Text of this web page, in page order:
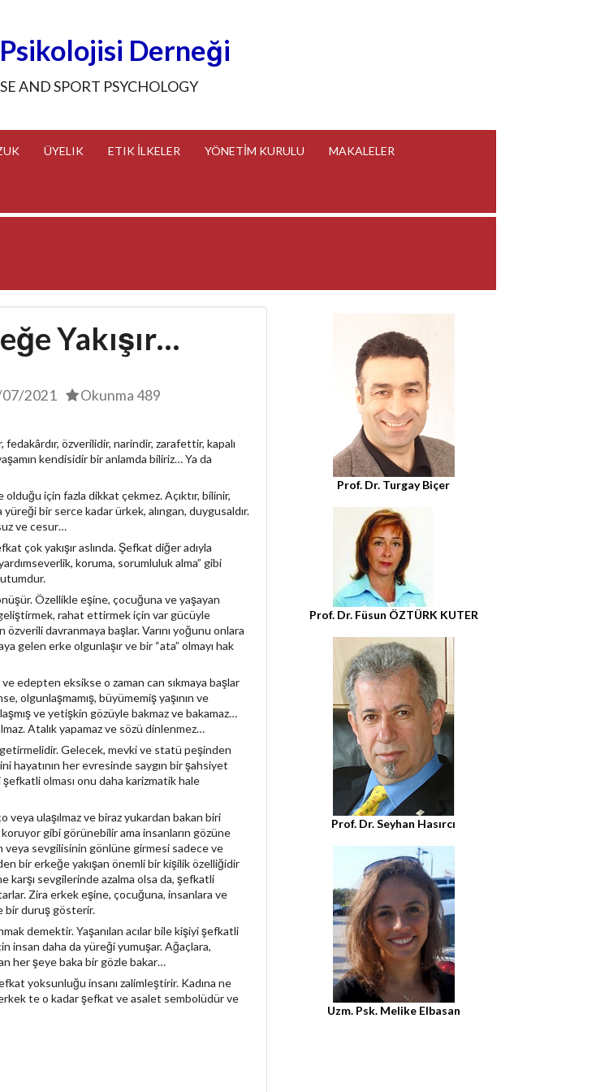
Derneği
AND SPORT PSYCHOLOGY
ÜYELIK ETIK İLKELER YÖNETİM KURULU MAKALELER
Yakışır…
2021 Okunma 489
fedakârdır, özverilidir, narindir, zarafettir, kapalı
kendisidir bir anlamda biliriz… Ya da
için fazla dikkat çekmez. Açıktır, bilinir,
bir serce kadar ürkek, alıngan, duygusaldır.
ve cesur…
çok yakışır aslında. Şefkat diğer adıyla
koruma, sorumluluk alma” gibi
Özellikle eşine, çocuğuna ve yaşayan
rahat ettirmek için var gücüyle
özverili davranmaya başlar. Varını yoğunu onlara
gelen erke olgunlaşır ve bir “ata” olmayı hak
edepten eksikse o zaman can sıkmaya başlar
olgunlaşmamış, büyümemiş yaşının ve
ve yetişkin gözüyle bakmaz ve bakamaz…
Atalık yapamaz ve sözü dinlenmez…
Gelecek, mevki ve statü peşinden
hayatının her evresinde saygın bir şahsiyet
olması onu daha karizmatik hale
veya ulaşılmaz ve biraz yukardan bakan biri
koruyor gibi görünebilir ama insanların gözüne
sevgilisinin gönlüne girmesi sadece ve
bir erkeğe yakışan önemli bir kişilik özelliğidir
karşı sevgilerinde azalma olsa da, şefkatli
Zira erkek eşine, çocuğuna, insanlara ve
bir duruş gösterir.
demektir. Yaşanılan acılar bile kişiyi şefkatli
insan daha da yüreği yumuşar. Ağaçlara,
her şeye baka bir gözle bakar…
yoksunluğu insanı zalimleştirir. Kadına ne
te o kadar şefkat ve asalet sembolüdür ve
Prof. Dr. Turgay Biçer
Prof. Dr. Füsun ÖZTÜRK KUTER
Prof. Dr. Seyhan Hasırcı
Uzm. Psk. Melike Elbasan